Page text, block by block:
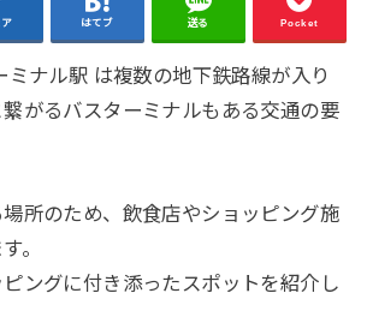
ア はてブ 送る Pocket
ミナル駅 は複数の地下鉄路線が入り
がるバスターミナルもある交通の要
所のため、飲食店やショッピング施
。
ングに付き添ったスポットを紹介し